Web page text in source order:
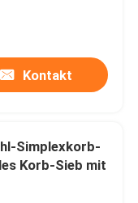
Kontakt
Simplexkorb-
Korb-Sieb mit